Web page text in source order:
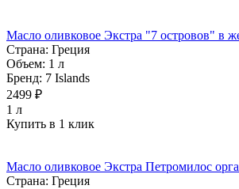
Масло оливковое Экстра "7 островов" в
Страна: Греция
Объем: 1 л
Бренд: 7 Islands
2499 ₽
1 л
Купить в 1 клик
Масло оливковое Экстра Петромилос
Страна: Греция